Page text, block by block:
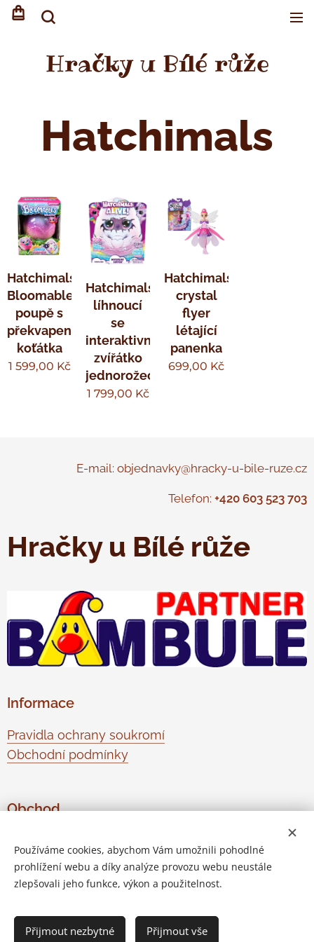
Hračky u Bílé růže
Hatchimals
Hatchimals
Bloomables
poupě s
překvapením
koťátka
1 599,00 Kč
Hatchimals
líhnoucí
se
interaktivní
zvířátko
jednorožec
1 799,00 Kč
Hatchimals
crystal
flyer
létající
panenka
699,00 Kč
E-mail: objednavky@hracky-u-bile-ruze.cz
Telefon: +420 603 523 703
Hračky u Bílé růže
Informace
Pravidla ochrany soukromí
Obchodní podmínky
Obchod
Kontaktujte nás
Odstoupení od smlouvy
Používáme cookies, abychom Vám umožnili pohodlné
prohlížení webu a díky analýze provozu webu neustále
zlepšovali jeho funkce, výkon a použitelnost.
Přijmout nezbytné Přijmout vše